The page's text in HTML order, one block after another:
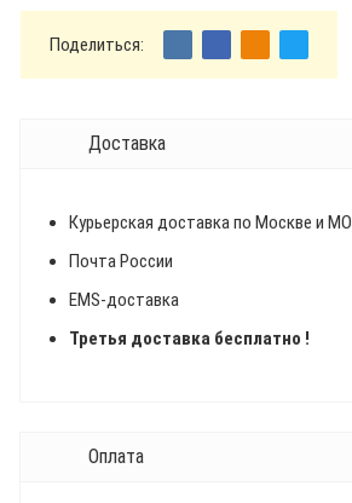
Поделиться:
Доставка
Курьерская доставка по Москве и МО
Почта России
EMS-доставка
Третья доставка бесплатно !
Оплата